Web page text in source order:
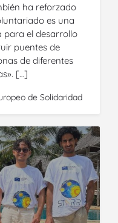
ha reforzado
es una
el desarrollo
puentes de
de diferentes
[…]
de Solidaridad